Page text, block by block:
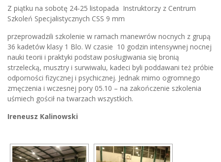
Z piątku na sobotę 24-25 listopada Instruktorzy z Centrum
Szkoleń Specjalistycznych CSS 9 mm
przeprowadzili szkolenie w ramach manewrów nocnych z grupą
36 kadetów klasy 1 Blo. W czasie 10 godzin intensywnej nocnej
nauki teorii i praktyki podstaw posługiwania się bronią
strzelecką, musztry i surwiwalu, kadeci byli poddawani też próbie
odporności fizycznej i psychicznej. Jednak mimo ogromnego
zmęczenia i wczesnej pory 05.10 – na zakończenie szkolenia
uśmiech gościł na twarzach wszystkich.
Ireneusz Kalinowski